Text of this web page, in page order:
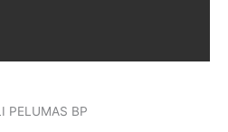
PELUMAS BP